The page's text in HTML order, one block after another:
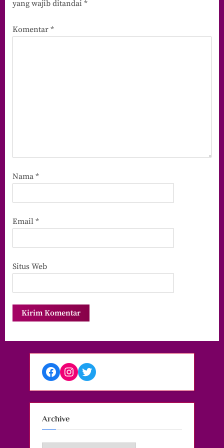
yang wajib ditandai *
Komentar *
Nama *
Email *
Situs Web
Facebook
Instagram
Twitter
Archive